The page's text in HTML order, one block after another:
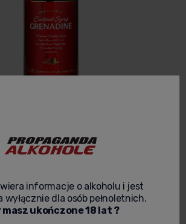
informacje o alkoholu i jest
wyłącznie dla osób pełnoletnich.
masz ukończone 18 lat ?